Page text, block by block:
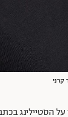
קרני
הסטיילינג